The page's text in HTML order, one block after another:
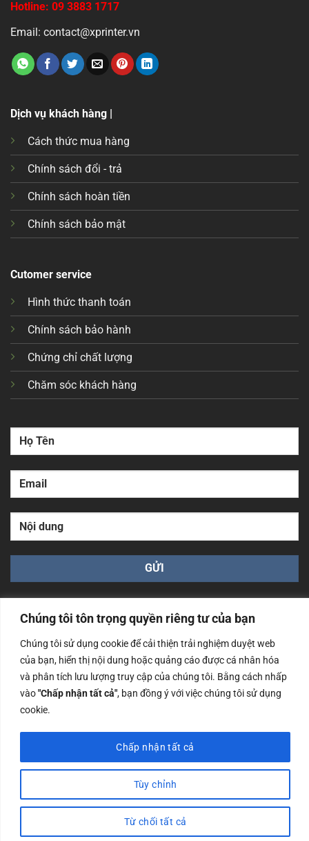
Chúng tôi tôn trọng quyền riêng tư của bạn
Chúng tôi sử dụng cookie để cải thiện trải nghiệm duyệt web
của bạn, hiển thị nội dung hoặc quảng cáo được cá nhân hóa
và phân tích lưu lượng truy cập của chúng tôi. Bằng cách nhấp
vào"Chấp nhận tất cả", bạn đồng ý với việc chúng tôi sử dụng
cookie.
Tùy chỉnh
Từ chối tất cả
Chấp nhận tất cả
Hotline: 09 3883 1717
Email: contact@xprinter.vn
Dịch vụ khách hàng |
Cách thức mua hàng
Chính sách đổi - trả
Chính sách hoàn tiền
Chính sách bảo mật
Cutomer service
Hình thức thanh toán
Chính sách bảo hành
Chứng chỉ chất lượng
Chăm sóc khách hàng
Công ty TNHH Nam Bình Xương - Số ĐKKD: 0108783483
cấp ngày 14/06/2019 bởi Sở Kế Hoạch và Đầu Tư Tp. Hà
Nội
Copyrights @2023 Nam Binh Xuong. All Rights Reserved